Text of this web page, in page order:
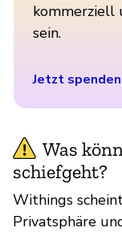
kommerziell
sein.
Jetzt spenden
Was
schiefgeht?
Withings
Privatsphäre